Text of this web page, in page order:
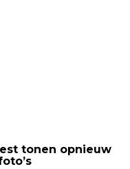
tonen opnieuw